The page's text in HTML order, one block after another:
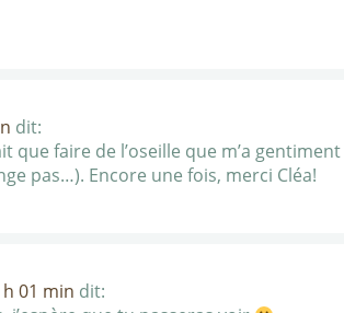
dit:
que faire de l’oseille que m’a
pas…). Encore une fois, merci Cléa!
01 min dit: